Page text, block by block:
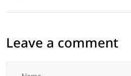
Leave a comment